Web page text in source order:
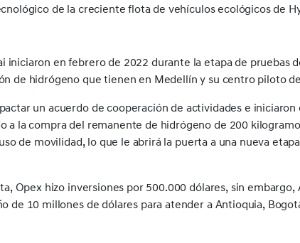
de la creciente flota de vehículos ecológicos de
iniciaron en febrero de 2022 durante la etapa de pruebas
de hidrógeno que tienen en Medellín y su centro piloto
un acuerdo de cooperación de actividades e iniciaron
a la compra del remanente de hidrógeno de 200
de movilidad, lo que le abrirá la puerta a una nueva
Opex hizo inversiones por 500.000 dólares, sin embargo,
de 10 millones de dólares para atender a Antioquia,